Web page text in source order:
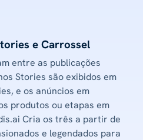
e Carrossel
entre as publicações
Stories são exibidos em
e os anúncios em
produtos ou etapas em
Cria os três a partir de
e legendados para